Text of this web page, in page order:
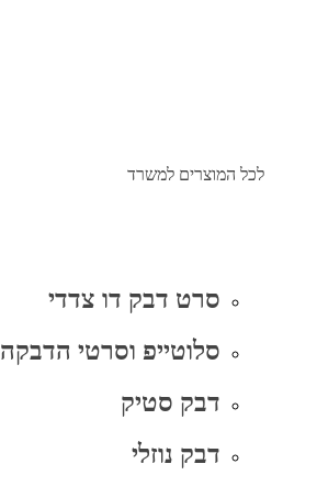
לכל המוצרים למשרד
סרט דבק דו צדדי
סלוטייפ וסרטי הדבקה
דבק סטיק
דבק נוזלי